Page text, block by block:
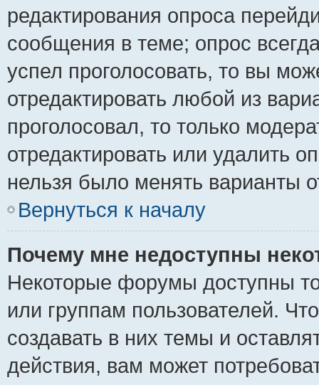
редактирования опроса
сообщения в теме; опрос
успел проголосовать, то вы
отредактировать любой из
проголосовал, то только
отредактировать или удалить
нельзя было менять варианты
Вернуться к началу
Почему мне недоступны
Некоторые форумы доступны
или группам пользователей.
создавать в них темы и
действия, вам может